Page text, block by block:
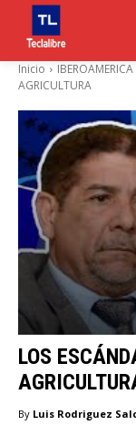
Inicio IBEROAMERICA
AGRICULTURA
LOS
By Luis Rodriguez